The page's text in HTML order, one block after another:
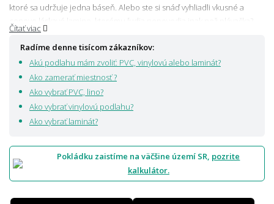
Radíme denne tisícom zákazníkov:
Akú podlahu mám zvoliť: PVC, vinylovú alebo laminát?
Ako zamerať miestnosť ?
Ako vybrať PVC, lino?
Ako vybrať vinylovú podlahu?
Ako vybrať laminát?
ktoré sa udržuje jedna báseň. Alebo ste si snáď vyhliadli vkusné a
cenovo láskavé
, ktorému ľudia nepovedia inak než plávačka?
Do kuchýň aj kúpeľní s radosťou pošlite vode odolný vinyl, pretože
vinylová podlaha má vlhkosť na saláme. S prehľadom tiež zvládne
maznáčikov a deti. A ak vám srdce bije pre drevo, aj s tým si u nás
prídete na svoje. Na krásu a nadčasovosť
Aladín dopustiť.
Čítať viac
Pokládku zaistíme na väčšine území SR, pozrite
kalkulátor.